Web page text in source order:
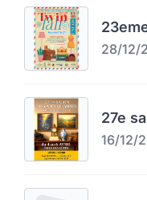
28/12/
27e
16/12/